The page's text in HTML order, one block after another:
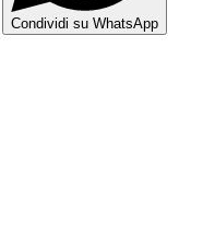
Condividi su WhatsApp